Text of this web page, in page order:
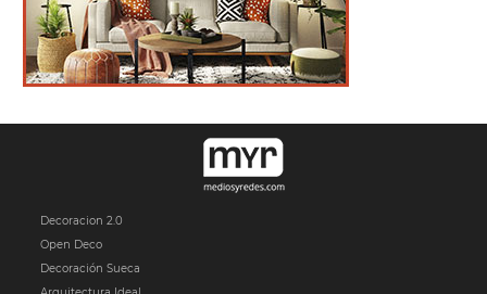
Decoracion 2.0
Open Deco
Decoración Sueca